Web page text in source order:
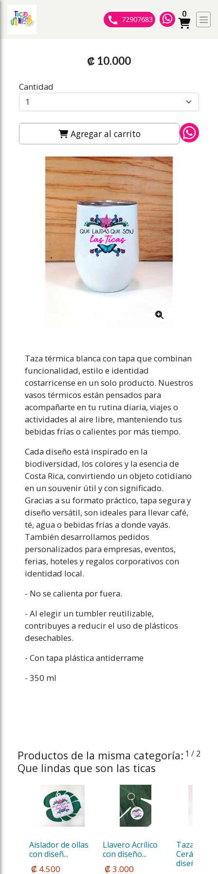
slideout menu. 72907683
0
₡ 10.000
Cantidad
Agregar al carrito
Taza térmica blanca con tapa que combinan
funcionalidad, estilo e identidad
costarricense en un solo producto. Nuestros
vasos térmicos están pensados para
acompañarte en tu rutina diaria, viajes o
actividades al aire libre, manteniendo tus
bebidas frías o calientes por más tiempo.
Cada diseño está inspirado en la
biodiversidad, los colores y la esencia de
Costa Rica, convirtiendo un objeto cotidiano
en un souvenir útil y con significado.
Gracias a su formato práctico, tapa segura y
diseño versátil, son ideales para llevar café,
té, agua o bebidas frías a donde vayás.
También desarrollamos pedidos
personalizados para empresas, eventos,
ferias, hoteles y regalos corporativos con
identidad local.
- No se calienta por fuera.
- Al elegir un tumbler reutilizable,
contribuyes a reducir el uso de plásticos
desechables.
- Con tapa plástica antiderrame
- 350 ml
Productos de la misma categoría:
Que lindas que son las ticas
1 / 2
Aislador de ollas
con diseñ...
₡ 4.500
Llavero Acrílico
con diseño...
₡ 3.000
Taza de
Cerámica
diseño...